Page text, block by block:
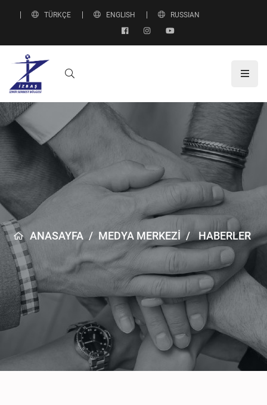
TÜRKÇE ENGLISH RUSSIAN
ANASAYFA / MEDYA MERKEZİ / HABERLER